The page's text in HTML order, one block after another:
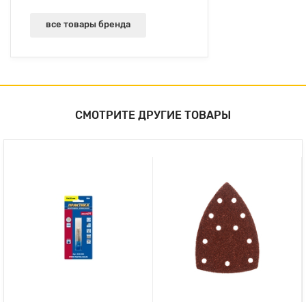
все товары бренда
СМОТРИТЕ ДРУГИЕ ТОВАРЫ